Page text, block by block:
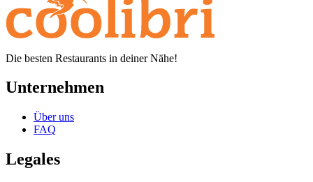
Die besten Restaurants in deiner Nähe!
Unternehmen
Über uns
FAQ
Legales